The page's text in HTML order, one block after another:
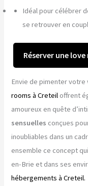
Idéal pour célébrer
se retrouver en
Réserver une
Envie de pimenter votre
rooms à Creteil offrent
amoureux en quête
sensuelles conçues
inoubliables dans un
ensemble ce concept
en-Brie et dans ses
hébergements à Creteil.